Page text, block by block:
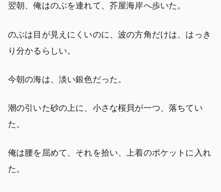
翌朝、俺はのぶを連れて、芥屋海岸へ歩いた。
のぶは目が見えにくいのに、波の方角だけは、はっき
り分かるらしい。
今朝の海は、淡い銀色だった。
潮の引いた砂の上に、小さな桜貝が一つ、落ちてい
た。
俺は腰を屈めて、それを拾い、上着のポケットに入れ
た。